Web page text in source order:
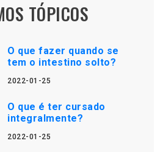
TÓPICOS
O que fazer quando se
tem o intestino solto?
2022-01-25
O que é ter cursado
integralmente?
2022-01-25